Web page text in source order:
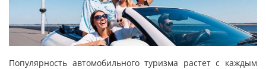
Популярность автомобильного туризма растет с каждым